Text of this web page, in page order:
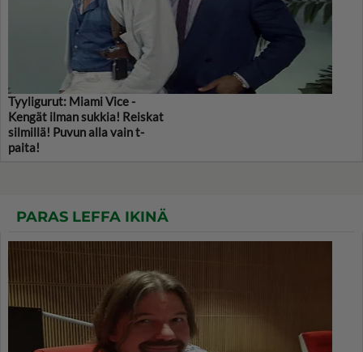
Tyyligurut: Miami Vice -
Kengät ilman sukkia! Reiskat
silmillä! Puvun alla vain t-
paita!
PARAS LEFFA IKINÄ